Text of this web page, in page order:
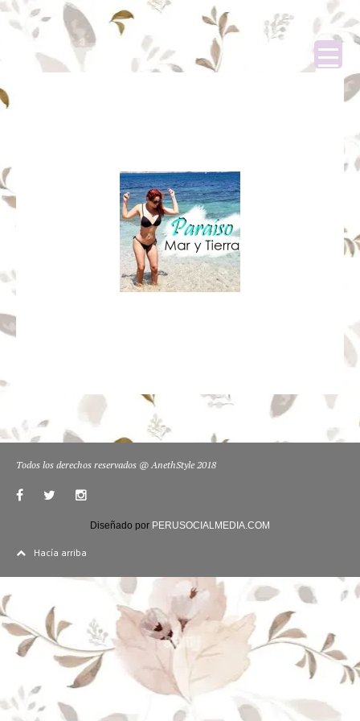
Todos los derechos reservados @ AnethStyle 2018
Diseñado por PERUSOCIALMEDIA.COM
Hacía arriba